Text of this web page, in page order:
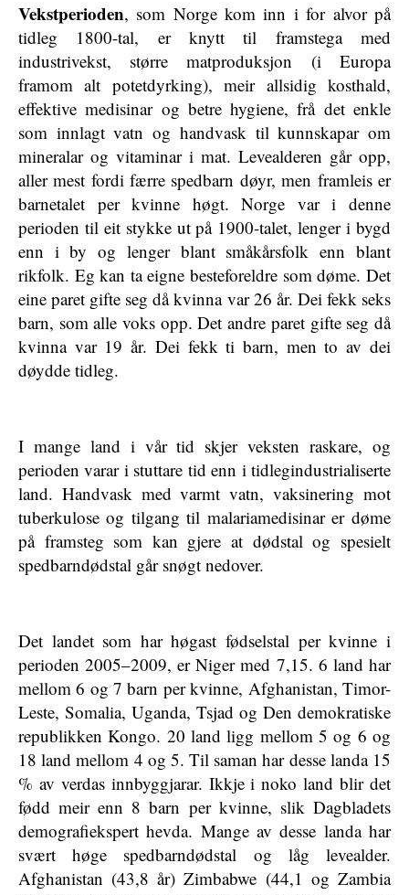
Vekstperioden, som Norge kom inn i for alvor på
tidleg 1800-tal, er knytt til framstega med
industrivekst, større matproduksjon (i Europa
framom alt potetdyrking), meir allsidig kosthald,
effektive medisinar og betre hygiene, frå det enkle
som innlagt vatn og handvask til kunnskapar om
mineralar og vitaminar i mat. Levealderen går opp,
aller mest fordi færre spedbarn døyr, men framleis er
barnetalet per kvinne høgt. Norge var i denne
perioden til eit stykke ut på 1900-talet, lenger i bygd
enn i by og lenger blant småkårsfolk enn blant
rikfolk. Eg kan ta eigne besteforeldre som døme. Det
eine paret gifte seg då kvinna var 26 år. Dei fekk seks
barn, som alle voks opp. Det andre paret gifte seg då
kvinna var 19 år. Dei fekk ti barn, men to av dei
døydde tidleg.
I mange land i vår tid skjer veksten raskare, og
perioden varar i stuttare tid enn i tidlegindustrialiserte
land. Handvask med varmt vatn, vaksinering mot
tuberkulose og tilgang til malariamedisinar er døme
på framsteg som kan gjere at dødstal og spesielt
spedbarndødstal går snøgt nedover.
Det landet som har høgast fødselstal per kvinne i
perioden 2005–2009, er Niger med 7,15. 6 land har
mellom 6 og 7 barn per kvinne, Afghanistan, Timor-
Leste, Somalia, Uganda, Tsjad og Den demokratiske
republikken Kongo. 20 land ligg mellom 5 og 6 og
18 land mellom 4 og 5. Til saman har desse landa 15
% av verdas innbyggjarar. Ikkje i noko land blir det
fødd meir enn 8 barn per kvinne, slik Dagbladets
demografiekspert hevda. Mange av desse landa har
svært høge spedbarndødstal og låg levealder.
Afghanistan (43,8 år) Zimbabwe (44,1 og Zambia